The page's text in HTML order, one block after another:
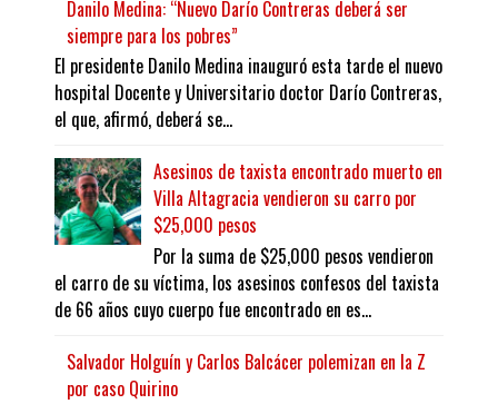
Danilo Medina: “Nuevo Darío Contreras deberá ser
siempre para los pobres”
El presidente Danilo Medina inauguró esta tarde el nuevo
hospital Docente y Universitario doctor Darío Contreras,
el que, afirmó, deberá se...
Asesinos de taxista encontrado muerto en
Villa Altagracia vendieron su carro por
$25,000 pesos
Por la suma de $25,000 pesos vendieron
el carro de su víctima, los asesinos confesos del taxista
de 66 años cuyo cuerpo fue encontrado en es...
Salvador Holguín y Carlos Balcácer polemizan en la Z
por caso Quirino